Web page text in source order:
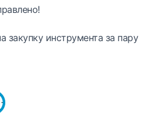
закупку инструмента за пару